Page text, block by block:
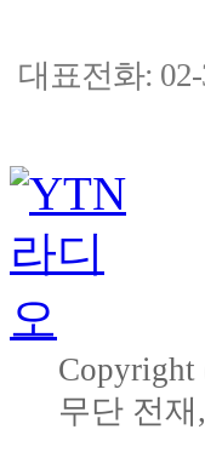
대표전화:
무단 전